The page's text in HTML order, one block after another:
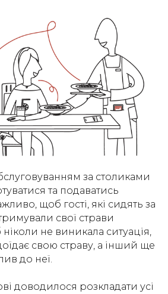
за столиками
та подаватись
щоб гості, які сидять за
свої страви
не виникала ситуація,
свою страву, а інший ще
до неї.
доводилося розкладати усі